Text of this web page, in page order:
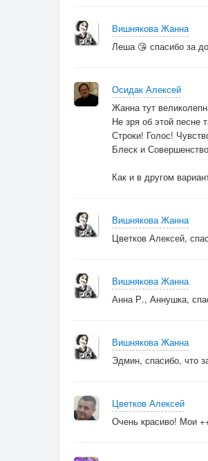
Вишнякова Жанна
Леша 😘 спасибо за
Осидак Алексей
Жанна тут
Не зря об этой песне
Строки! Голос!
Блеск и
Как и в другом
Вишнякова Жанна
Цветков Алексей,
Вишнякова Жанна
Анна Р., Аннушка,
Вишнякова Жанна
Эдмин, спасибо, что
Цветков Алексей
Очень красиво! Мои